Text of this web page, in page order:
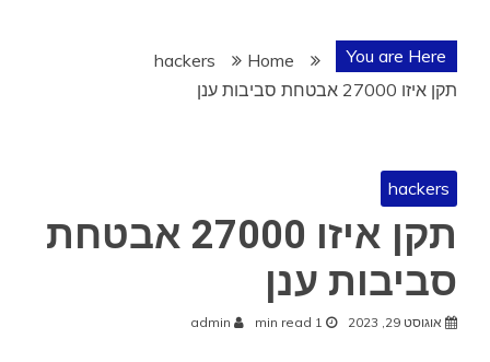
You are Here
Home
hackers
תקן איזו 27000 אבטחת סביבות ענן
hackers
תקן איזו 27000 אבטחת
סביבות ענן
אוגוסט 29, 2023 1 min read
admin